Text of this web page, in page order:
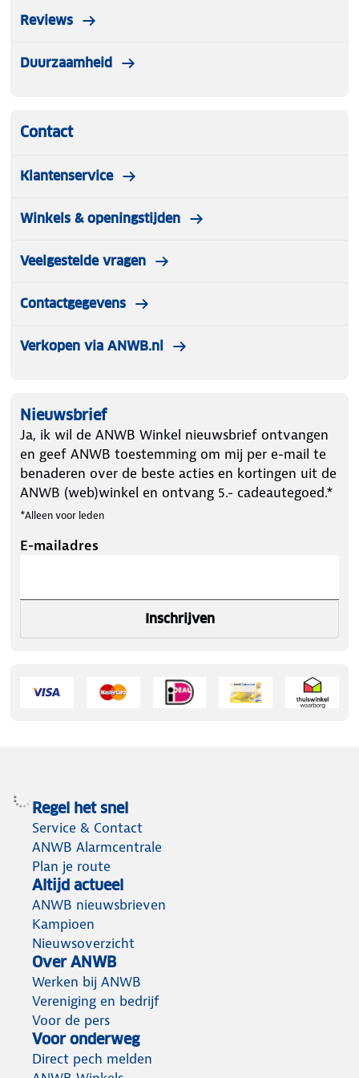
Reviews
Duurzaamheid
Contact
Klantenservice
Winkels & openingstijden
Veelgestelde vragen
Contactgegevens
Verkopen via ANWB.nl
Nieuwsbrief
Ja, ik wil de ANWB Winkel nieuwsbrief ontvangen
en geef ANWB toestemming om mij per e-mail te
benaderen over de beste acties en kortingen uit de
ANWB (web)winkel en ontvang 5.- cadeautegoed.*
*Alleen voor leden
E-mailadres
Inschrijven
Regel het snel
Service & Contact
ANWB Alarmcentrale
Plan je route
Altijd actueel
ANWB nieuwsbrieven
Kampioen
Nieuwsoverzicht
Over ANWB
Werken bij ANWB
Vereniging en bedrijf
Voor de pers
Voor onderweg
Direct pech melden